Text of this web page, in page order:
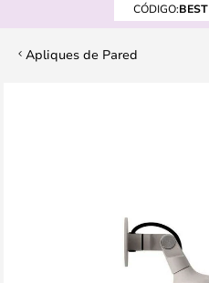
CÓDIGO:BEST
Apliques de Pared